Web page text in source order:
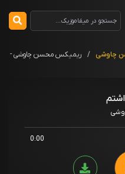
چاوشی /
ریمیکس محسن چاوشی -
0:00